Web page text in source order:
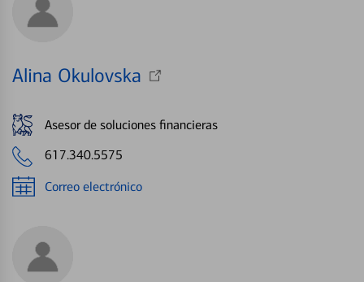
Alina Okulovska
Asesor de soluciones financieras
617.340.5575
Correo electrónico